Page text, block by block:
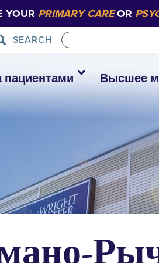
YOUR PRIMARY CAREOR
SEARCH
пациентами Высшее